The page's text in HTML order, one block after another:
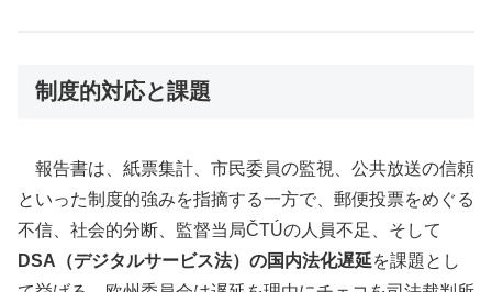
制度的対応と課題
報告書は、紙票集計、市民委員の監視、公共放送の信頼
といった制度的強みを指摘する一方で、郵便投票をめぐる
不信、社会的分断、監督当局ČTÚの人員不足、そして
DSA（デジタルサービス法）の国内法化遅延を課題とし